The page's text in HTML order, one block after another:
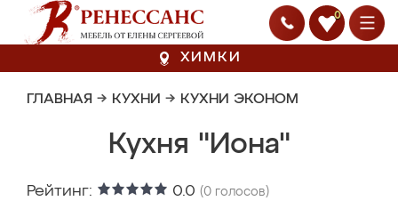
0
ХИМКИ
ГЛАВНАЯ → КУХНИ → КУХНИ ЭКОНОМ
Кухня "Иона"
Рейтинг: 0.0 (0 голосов)